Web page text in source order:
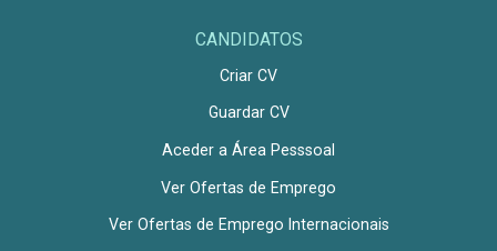
CANDIDATOS
Criar CV
Guardar CV
Aceder a Área Pesssoal
Ver Ofertas de Emprego
Ver Ofertas de Emprego Internacionais